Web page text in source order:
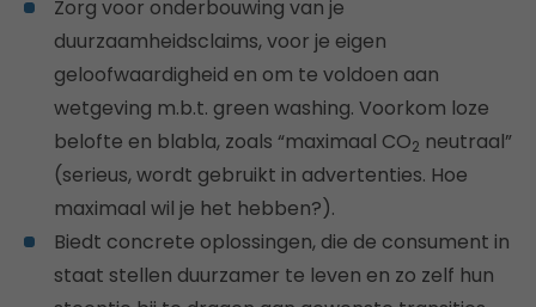
Zorg voor onderbouwing van je
duurzaamheidsclaims, voor je eigen
geloofwaardigheid en om te voldoen aan
wetgeving m.b.t. green washing. Voorkom loze
belofte en blabla, zoals “maximaal CO2 neutraal”
(serieus, wordt gebruikt in advertenties. Hoe
maximaal wil je het hebben?).
Biedt concrete oplossingen, die de consument in
staat stellen duurzamer te leven en zo zelf hun